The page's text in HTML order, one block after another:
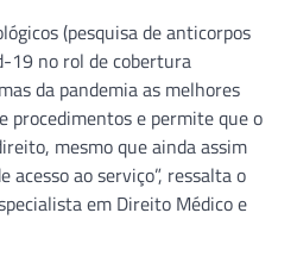
(pesquisa de anticorpos
19 no rol de cobertura
da pandemia as melhores
procedimentos e permite que o
mesmo que ainda assim
ao serviço”, ressalta o
em Direito Médico e